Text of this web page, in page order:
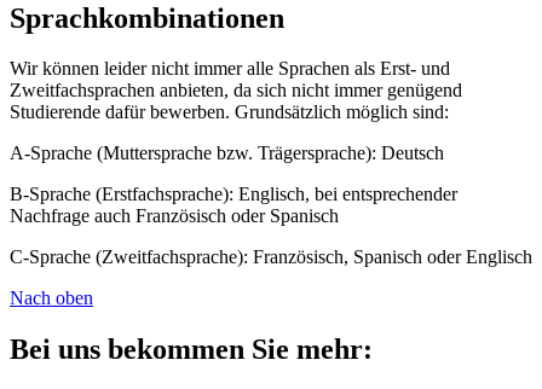
Sprachkombinationen
Wir können leider nicht immer alle Sprachen als Erst- und
Zweitfachsprachen anbieten, da sich nicht immer genügend
Studierende dafür bewerben. Grundsätzlich möglich sind:
A-Sprache (Muttersprache bzw. Trägersprache): Deutsch
B-Sprache (Erstfachsprache): Englisch, bei entsprechender
Nachfrage auch Französisch oder Spanisch
C-Sprache (Zweitfachsprache): Französisch, Spanisch oder Englisch
Nach oben
Bei uns bekommen Sie mehr: